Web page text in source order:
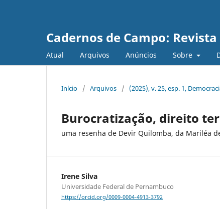
Cadernos de Campo:
Atual Arquivos Anúncios Sobre
Início / Arquivos / (2025), v. 25, esp. 1,
Burocratização, direito
uma resenha de Devir Quilomba, da Mariléa
Irene Silva
Universidade Federal de Pernambuco
https://orcid.org/0009-0004-4913-3792